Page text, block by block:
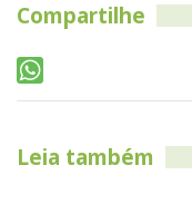
Compartilhe
Leia também